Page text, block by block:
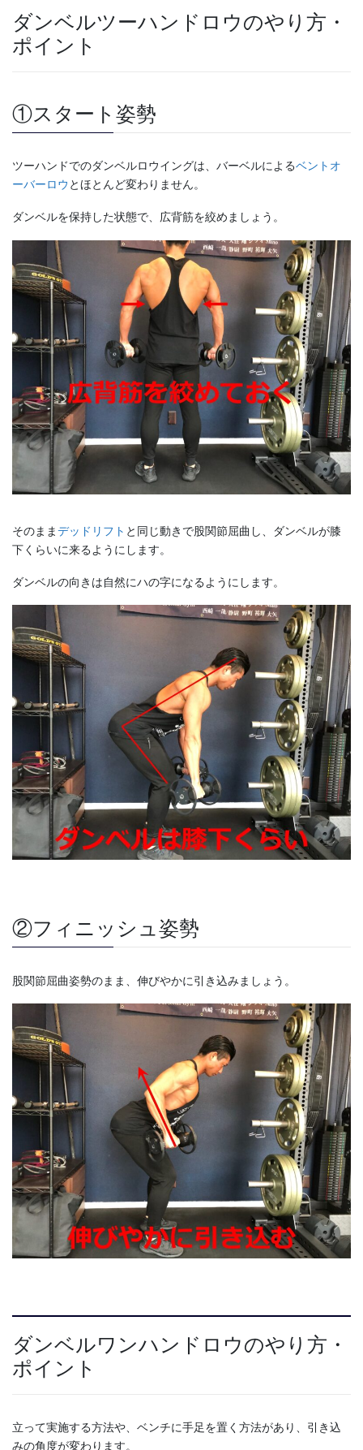
ダンベルツーハンドロウのやり方・
ポイント
①スタート姿勢
ツーハンドでのダンベルロウイングは、バーベルによるベントオ
ーバーロウ とほとんど変わりません。
ダンベルを保持した状態で、広背筋を絞めましょう。
そのままデッドリフト と同じ動きで股関節屈曲し、ダンベルが膝
下くらいに来るようにします。
ダンベルの向きは自然にハの字になるようにします。
②フィニッシュ姿勢
股関節屈曲姿勢のまま、伸びやかに引き込みましょう。
ダンベルワンハンドロウのやり方・
ポイント
立って実施する方法や、ベンチに手足を置く方法があり、引き込
みの角度が変わります。